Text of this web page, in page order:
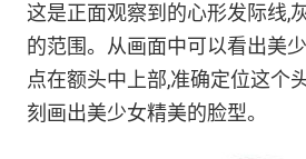
这是正面观察到的心形发际线,
的范围。从画面中可以看出美
点在额头中上部,准确定位这个
刻画出美少女精美的脸型。